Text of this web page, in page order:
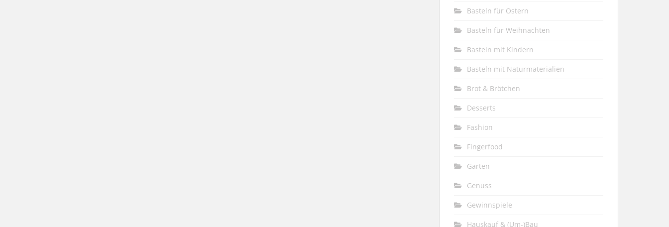
Basteln für Ostern
Basteln für Weihnachten
Basteln mit Kindern
Basteln mit Naturmaterialien
Brot & Brötchen
Desserts
Fashion
Fingerfood
Garten
Genuss
Gewinnspiele
Hauskauf & (Um-)Bau